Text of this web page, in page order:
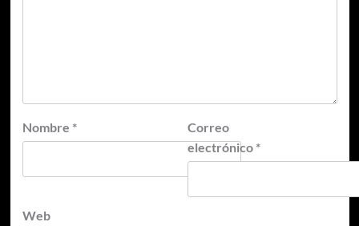
Nombre *
Correo
electrónico *
Web